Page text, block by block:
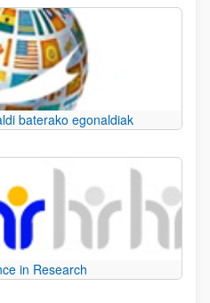
baterako egonaldiak
in Research